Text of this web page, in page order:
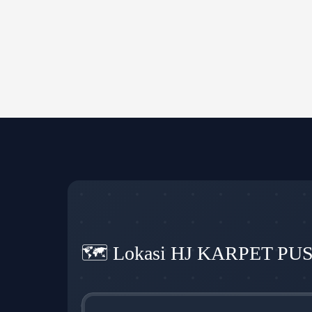
🗺️ Lokasi HJ KARPET